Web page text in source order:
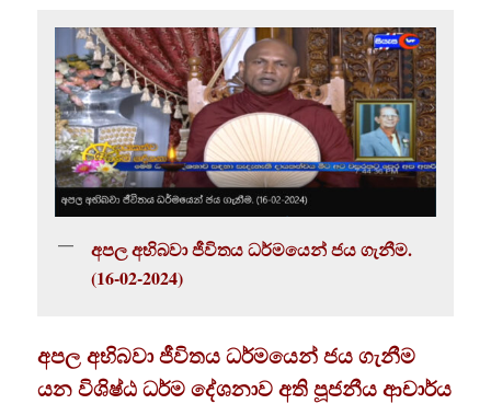
Kindle
අපල අභිබවා ජීවිතය ධර්මයෙන් ජය ගැනීම.
(16-02-2024)
අපල අභිබවා ජීවිතය ධර්මයෙන් ජය ගැනීම
යන විශිෂ්ඨ ධර්ම දේශනාව අති පූජනීය ආචාර්ය